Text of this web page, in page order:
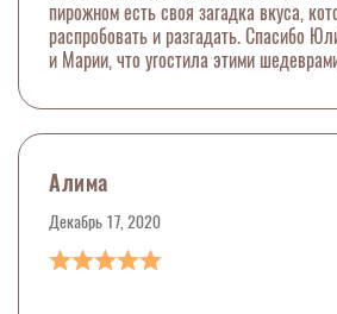
пирожном есть своя загадка вкуса,
распробовать и разгадать. Спасибо
и Марии, что угостила этими
Алима
Декабрь 17, 2020